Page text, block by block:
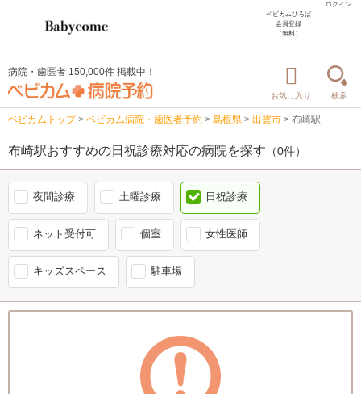
ログイン
ベビカムひろば
会員登録
（無料）
病院・歯医者 150,000件 掲載中！
お気に入り 検索
ベビカムトップ > ベビカム病院・歯医者予約 > 島根県 > 出雲市 > 布崎駅
布崎駅おすすめの日祝診療対応の病院を探す （0件）
夜間診療 土曜診療 日祝診療
ネット受付可 個室 女性医師
キッズスペース 駐車場